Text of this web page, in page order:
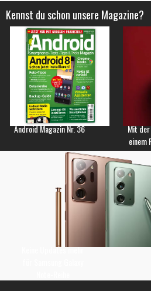
Kennst du schon unsere Magazine?
Android Magazin Nr. 36
Mit der
einem
Keine Updates mehr